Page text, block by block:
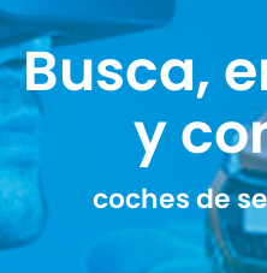
Busca,
y
coches de